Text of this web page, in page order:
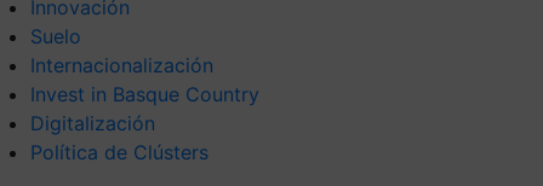
Innovación
Suelo
Internacionalización
Invest in Basque Country
Digitalización
Política de Clústers